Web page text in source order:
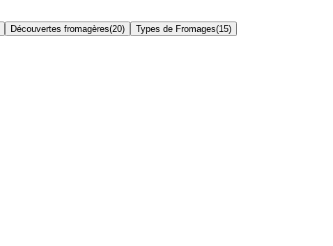
Découvertes fromagères(20) Types de Fromages(15)